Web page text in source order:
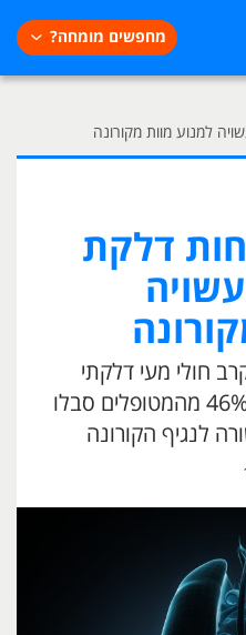
מחפשים מומחה?
למנוע מוות מקורונה
דלקת
חולי מעי דלקתי
שנדבקו בקורונה גילה כי 46% מהמטופלים סבלו
לנגיף הקורונה